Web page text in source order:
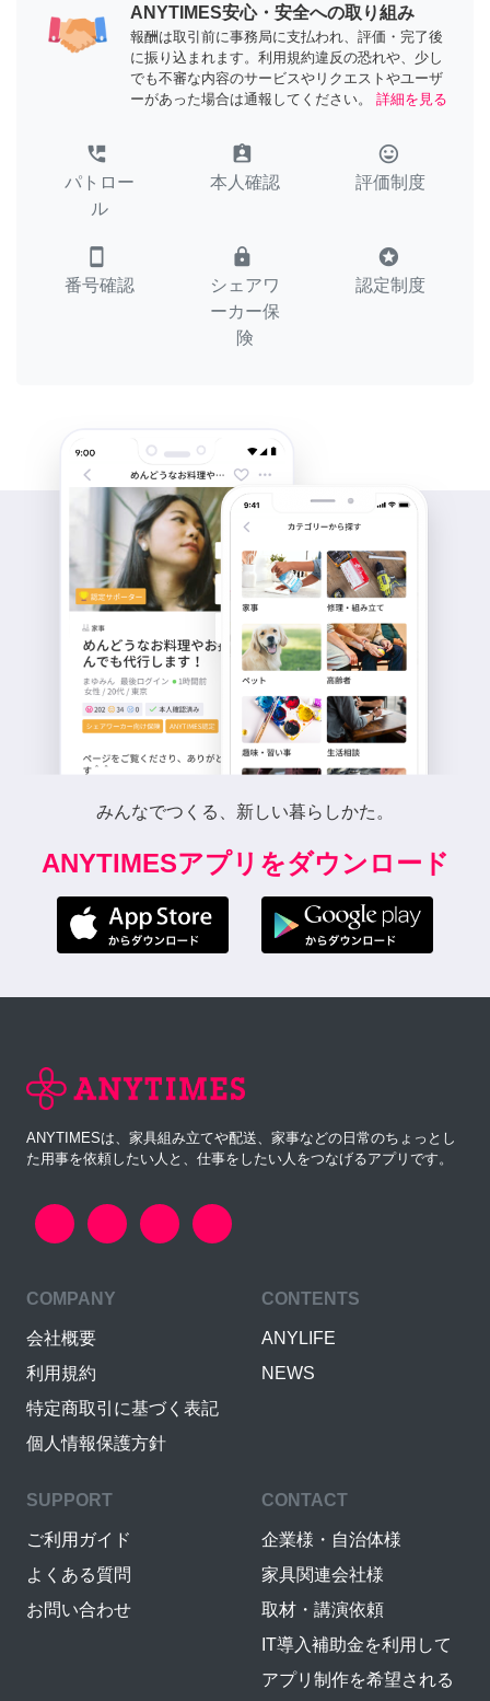
ANYTIMES安心・安全への取り組み
報酬は取引前に事務局に支払われ、評価・完了後
に振り込まれます。利用規約違反の恐れや、少し
でも不審な内容のサービスやリクエストやユーザ
ーがあった場合は通報してください。
詳細を見る
perm_phone_msg
パトロー
ル
assignment_ind
本人確認
tag_faces
評価制度
smartphone
番号確認
lock
シェアワ
ーカー保
険
stars
認定制度
みんなでつくる、新しい暮らしかた。
ANYTIMESアプリをダウンロード
ANYTIMESは、家具組み立てや配送、家事などの日常のちょっとし
た用事を依頼したい人と、仕事をしたい人をつなげるアプリです。
COMPANY
会社概要
利用規約
特定商取引に基づく表記
個人情報保護方針
CONTENTS
ANYLIFE
NEWS
SUPPORT
ご利用ガイド
よくある質問
お問い合わせ
CONTACT
企業様・自治体様
家具関連会社様
取材・講演依頼
IT導入補助金を利用して
アプリ制作を希望される